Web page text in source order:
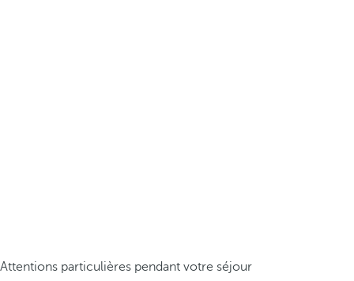
Attentions particulières pendant votre séjour